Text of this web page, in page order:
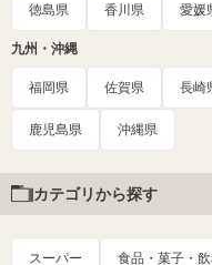
徳島県 香川県 愛媛
九州・沖縄
福岡県 佐賀県 長崎
鹿児島県 沖縄県
カテゴリから探す
スーパー 食品・菓子・